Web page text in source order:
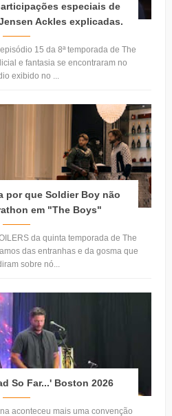
especiais de
Ackles explicadas.
15 da 8ª temporada de The
e fantasia se encontraram no
exibido no ...
por que Soldier Boy não
em "The Boys"
da quinta temporada de The
das entranhas e da gosma que
sobre nó...
So Far...' Boston 2026
aconteceu mais uma convenção